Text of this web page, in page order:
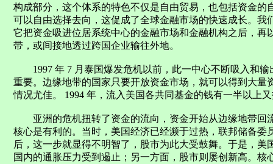
构成部分，这个体系的特色不仅是自由贸易，也包括资金
可以自由选择去向，这促成了全球金融市场的快速成长。
它把资金吸进位居系统中心的金融市场和金融机构之后，再
带，或间接地透过跨国企业输往外地。
1997 年 7 月泰国爆发危机以前，此一中心不断吸入和输
重要。边缘地带的国家只要开放资金市场，就可以得到大
情况尤佳。 1994 年，流入美国各共同基金的钱有一半以上
亚洲的危机扭转了资金的流向，资金开始从边缘地带回
核心是有利的。当时，美国经济已经濒于过热，联邦储备
后，这一步就显得不明智了，股市为此大受鼓舞。于是，
国内的通胀压力受到遏止；另一方面，股市则屡创新高。